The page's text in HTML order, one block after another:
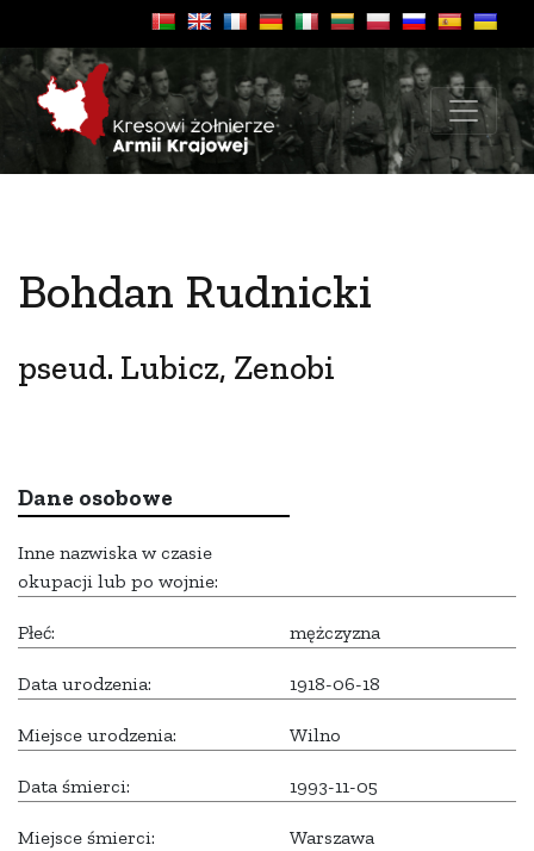
Bohdan Rudnicki
pseud. Lubicz, Zenobi
Dane osobowe
Inne nazwiska w czasie
okupacji lub po wojnie:
Płeć: mężczyzna
Data urodzenia: 1918-06-18
Miejsce urodzenia: Wilno
Data śmierci: 1993-11-05
Miejsce śmierci: Warszawa